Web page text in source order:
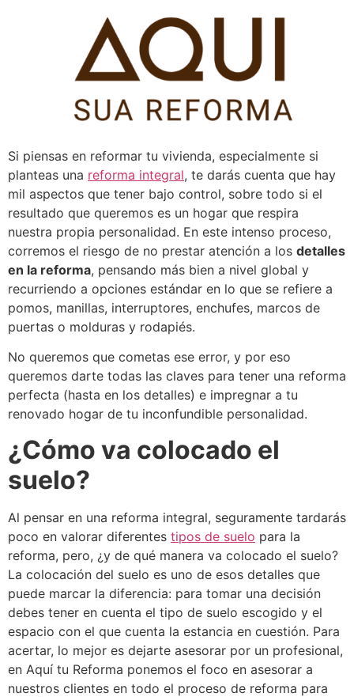
Si piensas en reformar tu vivienda, especialmente si
planteas una reforma integral, te darás cuenta que hay
mil aspectos que tener bajo control, sobre todo si el
resultado que queremos es un hogar que respira
nuestra propia personalidad. En este intenso proceso,
corremos el riesgo de no prestar atención a los detalles
en la reforma, pensando más bien a nivel global y
recurriendo a opciones estándar en lo que se refiere a
pomos, manillas, interruptores, enchufes, marcos de
puertas o molduras y rodapiés.
No queremos que cometas ese error, y por eso
queremos darte todas las claves para tener una reforma
perfecta (hasta en los detalles) e impregnar a tu
renovado hogar de tu inconfundible personalidad.
¿Cómo va colocado el
suelo?
Al pensar en una reforma integral, seguramente tardarás
poco en valorar diferentes tipos de suelo para la
reforma, pero, ¿y de qué manera va colocado el suelo?
La colocación del suelo es uno de esos detalles que
puede marcar la diferencia: para tomar una decisión
debes tener en cuenta el tipo de suelo escogido y el
espacio con el que cuenta la estancia en cuestión. Para
acertar, lo mejor es dejarte asesorar por un profesional,
en Aquí tu Reforma ponemos el foco en asesorar a
nuestros clientes en todo el proceso de reforma para